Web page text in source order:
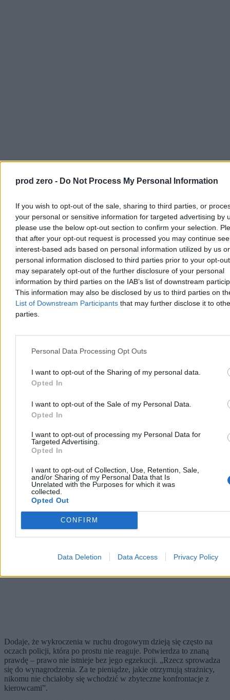
prod zero - Do Not Process My Personal Information
If you wish to opt-out of the sale, sharing to third parties, or
your personal or sensitive information for targeted advertising by
please use the below opt-out section to confirm your selection.
that after your opt-out request is processed you may continue
interest-based ads based on personal information utilized by us or
personal information disclosed to third parties prior to your opt-
may separately opt-out of the further disclosure of your personal
information by third parties on the IAB’s list of downstream
This information may also be disclosed by us to third parties on
List of Downstream Participants that may further disclose it to
parties.
Personal Data Processing Opt Outs
I want to opt-out of the Sharing of my personal data.
Opted In
I want to opt-out of the Sale of my Personal Data.
Opted In
I want to opt-out of processing my Personal Data for
Targeted Advertising.
Opted In
I want to opt-out of Collection, Use, Retention, Sale,
and/or Sharing of my Personal Data that Is
Unrelated with the Purposes for which it was
collected.
Opted Out
CONFIRM
Data Deletion Data Access Privacy Policy
Jednak od razu dodaje, że choć wiele rzeczy się poprawiło, równie
wiele się pogorszyło w kwestii kultury i rozsądku w używaniu
samochodu. „Ludzie się coraz mniej boją, czują się zupełnie
bezkarni. Używają swoich aut jako narzędzia agresji”. Trudno
tu nie przyznać Wojtkowi racji, ponieważ sam również spotkałem
się z sytuacją, gdzie osoba, której zwraca się uwagę, że
niebezpiecznie manewruje, chce po prostu rozjechać natręta. W
rzeczywistości jednak, jak twierdzi Szymon Nieradka, aktywista ze
Szczecina – ci agresywni kierowcy to grupa nieprzekraczająca kilku
procent.
„Sytuacji, w których kierowcy wycofują się, bo zrozumieli, że robią
źle, jest jak na lekarstwo” – narzeka Maksym Szewczuk. Na
na sytuacje problematyczne. Widzę taką zmianę, że osoby, które do
wreszcie zaczynają działać” . Maksym nie tylko kręci filmy, ale też
wysyła wnioski o ustawienie słupków fizycznie uniemożliwiających
parkowanie lub przysłanie dodatkowych patroli w dany rejon.
nagłośnieniu tematu udało się coś uzyskać.
i straży miejskiej. Ich zdaniem działania mundurowych raczej
budują w kierowcach poczucie bezkarności. „
policję tylko po to, żeby nie mówiono, że jestem samozwańczym
nie wiadomo, czy sprawca poniesie konsekwencje czy zostanie
poklepany po plecach”.
Reklama
Reklama
Dodaje, że wykroczenia w ruchu drogowym dzieją się często na
oczach policji, która po prostu nie reaguje. Potwierdza to znaną
prawdę – prawo nie istnieje bez jego egzekucji. „Rzecz sprowadza
się do wynagrodzenia. Za te pieniądze, jakie otrzymują strażnicy,
nikomu nie chciałoby się wchodzić w zbyteczne konfrontacje z
kierowcami”.